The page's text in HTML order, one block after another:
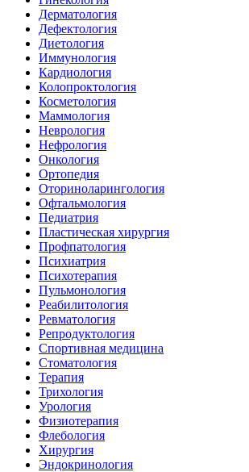
Дерматология
Дефектология
Диетология
Иммунология
Кардиология
Колопроктология
Косметология
Маммология
Неврология
Нефрология
Онкология
Ортопедия
Оториноларингология
Офтальмология
Педиатрия
Пластическая хирургия
Профпатология
Психиатрия
Психотерапия
Пульмонология
Реабилитология
Ревматология
Репродуктология
Спортивная медицина
Стоматология
Терапия
Трихология
Урология
Физиотерапия
Флебология
Хирургия
Эндокринология